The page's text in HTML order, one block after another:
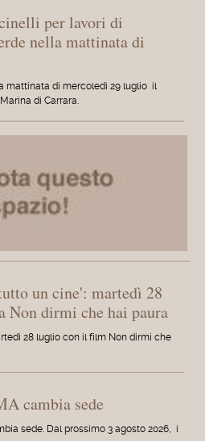
per lavori di
nella mattinata di
mattinata di mercoledì 29 luglio il
di Carrara.
un cine': martedì 28
Non dirmi che hai paura
28 luglio con il film Non dirmi che
cambia sede
sede. Dal prossimo 3 agosto 2026, i